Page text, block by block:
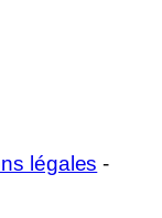
légales -